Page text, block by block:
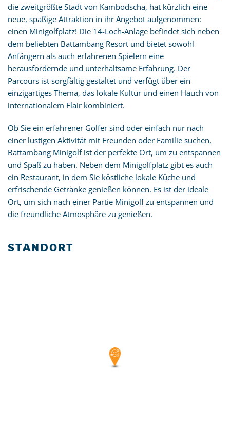
die zweitgrößte Stadt von Kambodscha, hat kürzlich eine
neue, spaßige Attraktion in ihr Angebot aufgenommen:
einen Minigolfplatz! Die 14-Loch-Anlage befindet sich neben
dem beliebten Battambang Resort und bietet sowohl
Anfängern als auch erfahrenen Spielern eine
herausfordernde und unterhaltsame Erfahrung. Der
Parcours ist sorgfältig gestaltet und verfügt über ein
einzigartiges Thema, das lokale Kultur und einen Hauch von
internationalem Flair kombiniert.
Ob Sie ein erfahrener Golfer sind oder einfach nur nach
einer lustigen Aktivität mit Freunden oder Familie suchen,
Battambang Minigolf ist der perfekte Ort, um zu entspannen
und Spaß zu haben. Neben dem Minigolfplatz gibt es auch
ein Restaurant, in dem Sie köstliche lokale Küche und
erfrischende Getränke genießen können. Es ist der ideale
Ort, um sich nach einer Partie Minigolf zu entspannen und
die freundliche Atmosphäre zu genießen.
STANDORT